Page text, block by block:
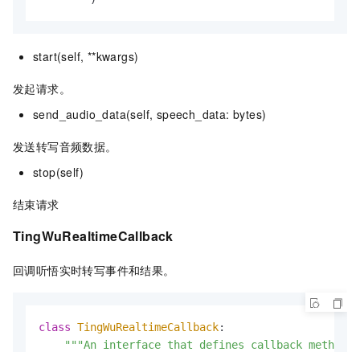
start(self, **kwargs)
发起请求。
send_audio_data(self, speech_data: bytes)
发送转写音频数据。
stop(self)
结束请求
TingWuRealtimeCallback
回调听悟实时转写事件和结果。
class TingWuRealtimeCallback:
"""An interface that defines callback